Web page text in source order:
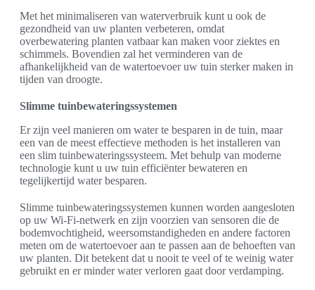
Met het minimaliseren van waterverbruik kunt u ook de
gezondheid van uw planten verbeteren, omdat
overbewatering planten vatbaar kan maken voor ziektes en
schimmels. Bovendien zal het verminderen van de
afhankelijkheid van de watertoevoer uw tuin sterker maken in
tijden van droogte.
Slimme tuinbewateringssystemen
Er zijn veel manieren om water te besparen in de tuin, maar
een van de meest effectieve methoden is het installeren van
een slim tuinbewateringssysteem. Met behulp van moderne
technologie kunt u uw tuin efficiënter bewateren en
tegelijkertijd water besparen.
Slimme tuinbewateringssystemen kunnen worden aangesloten
op uw Wi-Fi-netwerk en zijn voorzien van sensoren die de
bodemvochtigheid, weersomstandigheden en andere factoren
meten om de watertoevoer aan te passen aan de behoeften van
uw planten. Dit betekent dat u nooit te veel of te weinig water
gebruikt en er minder water verloren gaat door verdamping.